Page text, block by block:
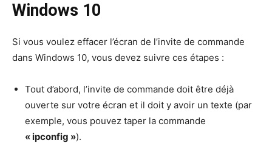
Windows 10
Si vous voulez effacer l’écran de l’invite de commande
dans Windows 10, vous devez suivre ces étapes :
Tout d’abord, l’invite de commande doit être déjà
ouverte sur votre écran et il doit y avoir un texte (par
exemple, vous pouvez taper la commande
« ipconfig »).